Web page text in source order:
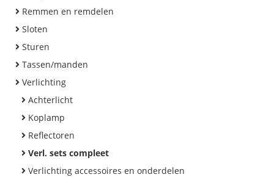
Remmen en remdelen
Sloten
Sturen
Tassen/manden
Verlichting
Achterlicht
Koplamp
Reflectoren
Verl. sets compleet
Verlichting accessoires en onderdelen